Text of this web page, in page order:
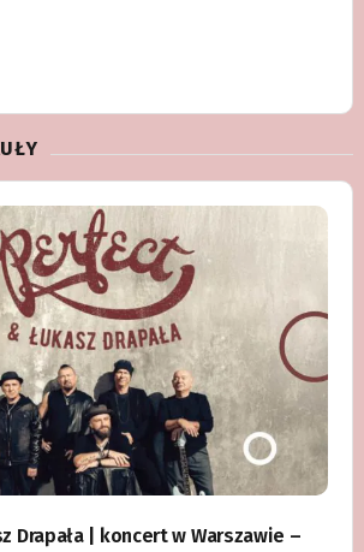
Drapała | koncert w Warszawie –